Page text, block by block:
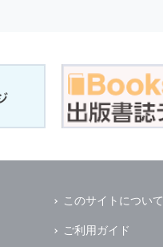
このサイトについて
ご利用ガイド